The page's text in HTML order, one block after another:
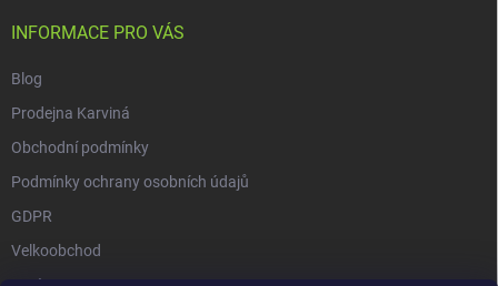
INFORMACE PRO VÁS
Blog
Prodejna Karviná
Obchodní podmínky
Podmínky ochrany osobních údajů
GDPR
Velkoobchod